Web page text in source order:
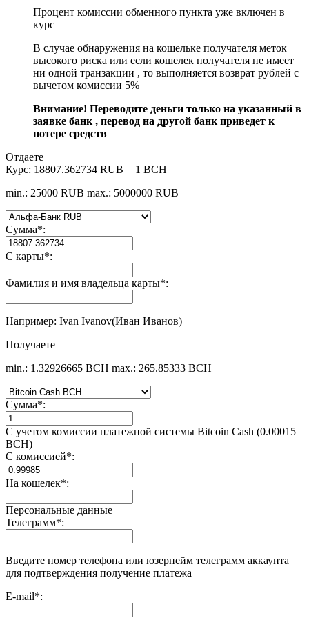
Процент комиссии обменного пункта уже включен в
курс
В случае обнаружения на кошельке получателя меток
высокого риска или если кошелек получателя не имеет
ни одной транзакции , то выполняется возврат рублей с
вычетом комиссии 5%
Внимание! Переводите деньги только на указанный в
заявке банк , перевод на другой банк приведет к
потере средств
Отдаете
Курс: 18807.362734 RUB = 1 BCH
min.: 25000 RUB max.: 5000000 RUB
Сумма*:
С карты*:
Фамилия и имя владельца карты*:
Например: Ivan Ivanov(Иван Иванов)
Получаете
min.: 1.32926665 BCH max.: 265.85333 BCH
Сумма*:
С учетом комиссии платежной системы Bitcoin Cash (0.00015
BCH)
С комиссией*:
На кошелек*:
Персональные данные
Телеграмм*:
Введите номер телефона или юзернейм телеграмм аккаунта
для подтверждения получение платежа
E-mail*: